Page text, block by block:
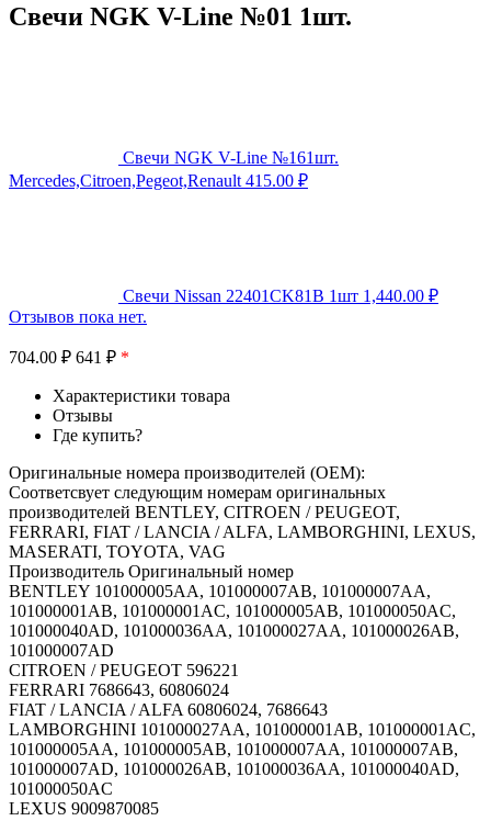
Свечи NGK V-Line №01 1шт.
Свечи NGK V-Line №161шт.
Mercedes,Citroen,Pegeot,Renault 415.00 ₽
Свечи Nissan 22401CK81B 1шт 1,440.00 ₽
Отзывов пока нет.
704.00 ₽ 641 ₽ *
Характеристики товара
Отзывы
Где купить?
Оригинальные номера производителей (OEM):
Соответсвует следующим номерам оригинальных
производителей BENTLEY, CITROEN / PEUGEOT,
FERRARI, FIAT / LANCIA / ALFA, LAMBORGHINI, LEXUS,
MASERATI, TOYOTA, VAG
Производитель Оригинальный номер
BENTLEY 101000005AA, 101000007AB, 101000007AA,
101000001AB, 101000001AC, 101000005AB, 101000050AC,
101000040AD, 101000036AA, 101000027AA, 101000026AB,
101000007AD
CITROEN / PEUGEOT 596221
FERRARI 7686643, 60806024
FIAT / LANCIA / ALFA 60806024, 7686643
LAMBORGHINI 101000027AA, 101000001AB, 101000001AC,
101000005AA, 101000005AB, 101000007AA, 101000007AB,
101000007AD, 101000026AB, 101000036AA, 101000040AD,
101000050AC
LEXUS 9009870085